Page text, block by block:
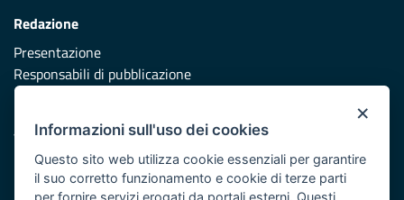
Redazione
Presentazione
Responsabili di pubblicazione
Vai al sito di Protezione Civile Puglia
Iniziativa finanziata con risorse del POR Puglia 2014/2020 -
×
Informazioni sull'uso dei cookies
Questo sito web utilizza cookie essenziali per garantire
il suo corretto funzionamento e cookie di terze parti
per fornire servizi erogati da portali esterni. Questi